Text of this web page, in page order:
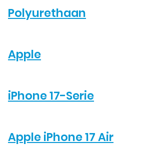
Polyurethaan
Apple
iPhone 17-Serie
Apple iPhone 17 Air